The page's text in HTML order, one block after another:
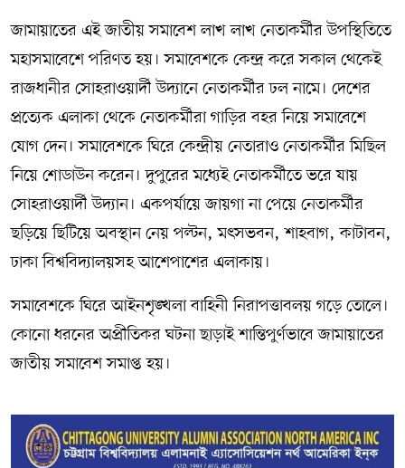
জামায়াতের এই জাতীয় সমাবেশ লাখ লাখ নেতাকর্মীর উপস্থিতিতে
মহাসমাবেশে পরিণত হয়। সমাবেশকে কেন্দ্র করে সকাল থেকেই
রাজধানীর সোহরাওয়ার্দী উদ্যানে নেতাকর্মীর ঢল নামে। দেশের
প্রত্যেক এলাকা থেকে নেতাকর্মীরা গাড়ির বহর নিয়ে সমাবেশে
যোগ দেন। সমাবেশকে ঘিরে কেন্দ্রীয় নেতারাও নেতাকর্মীর মিছিল
নিয়ে শোডাউন করেন। দুপুরের মধ্যেই নেতাকর্মীতে ভরে যায়
সোহরাওয়ার্দী উদ্যান। একপর্যায়ে জায়গা না পেয়ে নেতাকর্মীর
ছড়িয়ে ছিটিয়ে অবস্থান নেয় পল্টন, মৎসভবন, শাহবাগ, কাটাবন,
ঢাকা বিশ্ববিদ্যালয়সহ আশেপাশের এলাকায়।
সমাবেশকে ঘিরে আইনশৃঙ্খলা বাহিনী নিরাপত্তাবলয় গড়ে তোলে।
কোনো ধরনের অপ্রীতিকর ঘটনা ছাড়াই শান্তিপুর্ণভাবে জামায়াতের
জাতীয় সমাবেশ সমাপ্ত হয়।